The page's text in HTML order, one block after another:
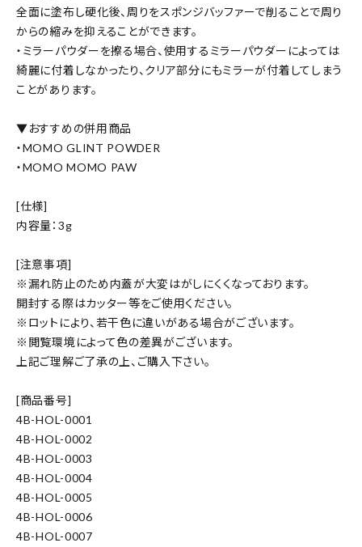
全面に塗布し硬化後、周りをスポンジバッファーで削ることで周り
からの縮みを抑えることができます。
・ミラーパウダーを擦る場合、使用するミラーパウダーによっては
綺麗に付着しなかったり、クリア部分にもミラーが付着してしまう
ことがあります。
▼おすすめの併用商品
・MOMO GLINT POWDER
・MOMO MOMO PAW
[仕様]
内容量：3g
[注意事項]
※漏れ防止のため内蓋が大変はがしにくくなっております。
開封する際はカッター等をご使用ください。
※ロットにより、若干色に違いがある場合がございます。
※閲覧環境によって色の差異がございます。
上記ご理解ご了承の上、ご購入下さい。
[商品番号]
4B-HOL-0001
4B-HOL-0002
4B-HOL-0003
4B-HOL-0004
4B-HOL-0005
4B-HOL-0006
4B-HOL-0007